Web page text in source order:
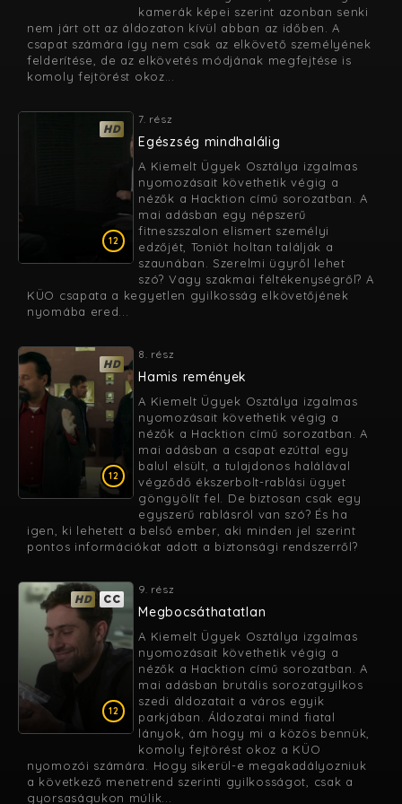
kamerák képei szerint azonban senki
nem járt ott az áldozaton kívül abban az időben. A
csapat számára így nem csak az elkövető személyének
felderítése, de az elkövetés módjának megfejtése is
komoly fejtörést okoz...
12
HD
7. rész
Egészség mindhalálig
A Kiemelt Ügyek Osztálya izgalmas
nyomozásait követhetik végig a
nézők a Hacktion című sorozatban. A
mai adásban egy népszerű
fitneszszalon elismert személyi
edzőjét, Toniót holtan találják a
szaunában. Szerelmi ügyről lehet
szó? Vagy szakmai féltékenységről? A
KÜO csapata a kegyetlen gyilkosság elkövetőjének
nyomába ered...
12
HD
8. rész
Hamis remények
A Kiemelt Ügyek Osztálya izgalmas
nyomozásait követhetik végig a
nézők a Hacktion című sorozatban. A
mai adásban a csapat ezúttal egy
balul elsült, a tulajdonos halálával
végződő ékszerbolt-rablási ügyet
göngyölít fel. De biztosan csak egy
egyszerű rablásról van szó? És ha
igen, ki lehetett a belső ember, aki minden jel szerint
pontos információkat adott a biztonsági rendszerről?
12
HD CC
9. rész
Megbocsáthatatlan
A Kiemelt Ügyek Osztálya izgalmas
nyomozásait követhetik végig a
nézők a Hacktion című sorozatban. A
mai adásban brutális sorozatgyilkos
szedi áldozatait a város egyik
parkjában. Áldozatai mind fiatal
lányok, ám hogy mi a közös bennük,
komoly fejtörést okoz a KÜO
nyomozói számára. Hogy sikerül-e megakadályozniuk
a következő menetrend szerinti gyilkosságot, csak a
gyorsaságukon múlik...